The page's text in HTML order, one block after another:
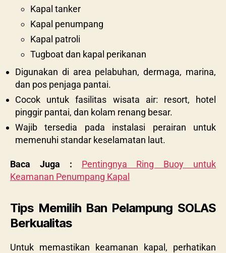
Kapal tanker
Kapal penumpang
Kapal patroli
Tugboat dan kapal perikanan
Digunakan di area pelabuhan, dermaga, marina,
dan pos penjaga pantai.
Cocok untuk fasilitas wisata air: resort, hotel
pinggir pantai, dan kolam renang besar.
Wajib tersedia pada instalasi perairan untuk
memenuhi standar keselamatan laut.
Baca Juga :
Pentingnya Ring Buoy untuk
Keamanan Penumpang Kapal
Tips Memilih Ban Pelampung SOLAS
Berkualitas
Untuk memastikan keamanan kapal, perhatikan